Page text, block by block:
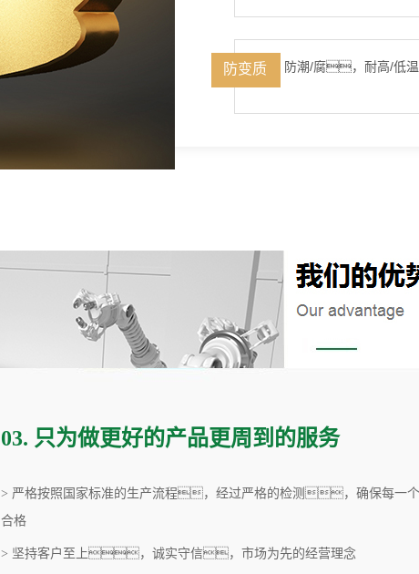
防变质 防潮/腐，耐高/低温
01. 具有丰富的5G影院天天爽制造经验
> 拥有多种类型的先进制造生产设备
> 自主生产，质量更优，一站式采购